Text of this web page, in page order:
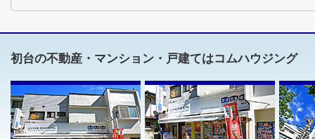
初台の不動産・マンション・戸建てはコムハウジング